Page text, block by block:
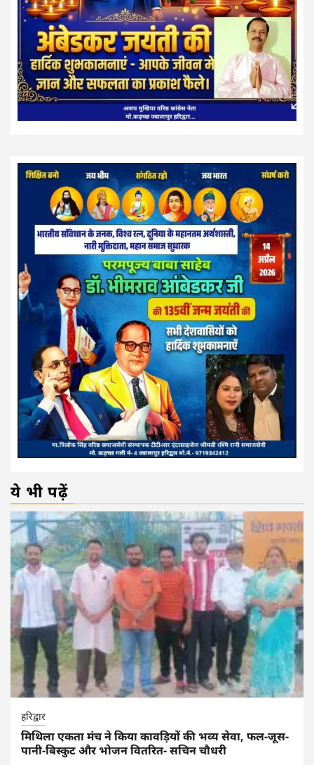
ये भी पढ़ें
हरिद्वार
मिथिला एकता मंच ने किया कावड़ियों की भव्य सेवा, फल-जूस-
पानी-बिस्कुट और भोजन वितरित- सचिन चौधरी